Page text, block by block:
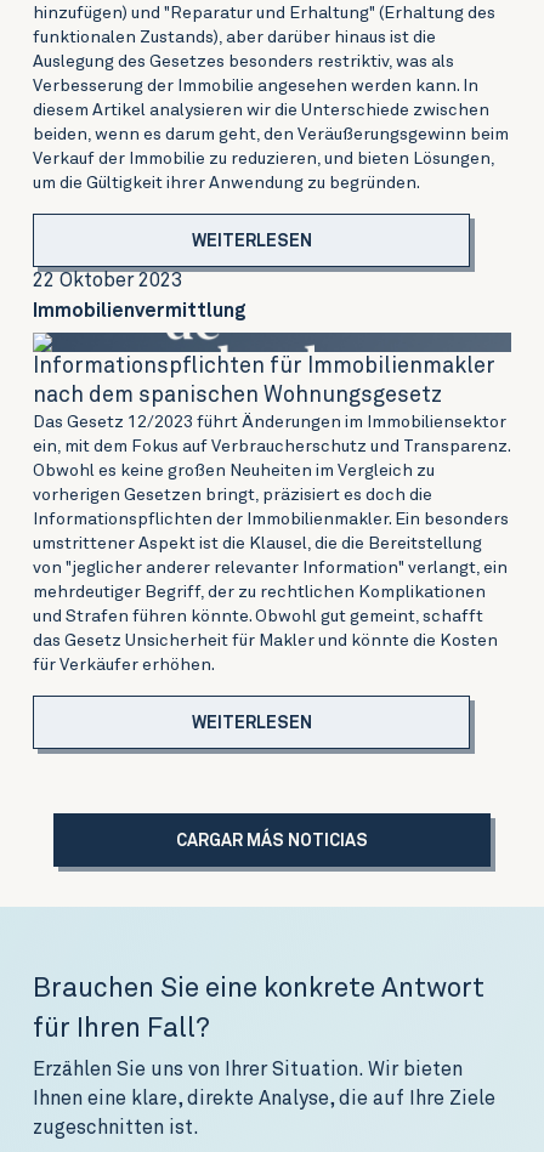
hinzufügen) und "Reparatur und Erhaltung" (Erhaltung des
funktionalen Zustands), aber darüber hinaus ist die
Auslegung des Gesetzes besonders restriktiv, was als
Verbesserung der Immobilie angesehen werden kann. In
diesem Artikel analysieren wir die Unterschiede zwischen
beiden, wenn es darum geht, den Veräußerungsgewinn beim
Verkauf der Immobilie zu reduzieren, und bieten Lösungen,
um die Gültigkeit ihrer Anwendung zu begründen.
WEITERLESEN
22 Oktober 2023
Immobilienvermittlung
Informationspflichten für Immobilienmakler
nach dem spanischen Wohnungsgesetz
Das Gesetz 12/2023 führt Änderungen im Immobiliensektor
ein, mit dem Fokus auf Verbraucherschutz und Transparenz.
Obwohl es keine großen Neuheiten im Vergleich zu
vorherigen Gesetzen bringt, präzisiert es doch die
Informationspflichten der Immobilienmakler. Ein besonders
umstrittener Aspekt ist die Klausel, die die Bereitstellung
von "jeglicher anderer relevanter Information" verlangt, ein
mehrdeutiger Begriff, der zu rechtlichen Komplikationen
und Strafen führen könnte. Obwohl gut gemeint, schafft
das Gesetz Unsicherheit für Makler und könnte die Kosten
für Verkäufer erhöhen.
WEITERLESEN
CARGAR MÁS NOTICIAS
Brauchen Sie eine konkrete Antwort
für Ihren Fall?
Erzählen Sie uns von Ihrer Situation. Wir bieten
Ihnen eine klare, direkte Analyse, die auf Ihre Ziele
zugeschnitten ist.